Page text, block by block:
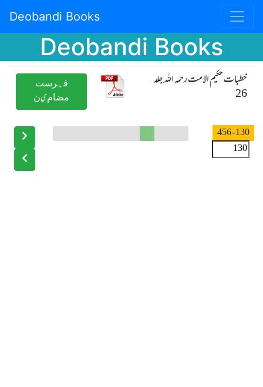
Deobandi Books
Deobandi Books
خطبات حکیم الامت رحمہ اللہ جلد
26
ﻓﮩﺮﺳﺖ
ﻣﻀﺎﻡیﻥ
130
- 456